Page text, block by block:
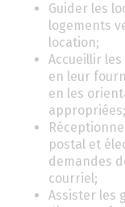
Guider les
logements
location;
Accueillir
en leur
en les
appropriées;
postal et
demandes
courriel;
Assister les